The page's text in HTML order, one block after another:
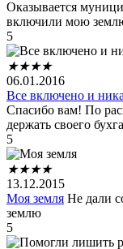
Оказывается
включили мою
5
★★★★
06.01.2016
Все включено и
Спасибо вам! По
держать своего
5
★★★★
13.12.2015
Моя земля Не дали
землю
5